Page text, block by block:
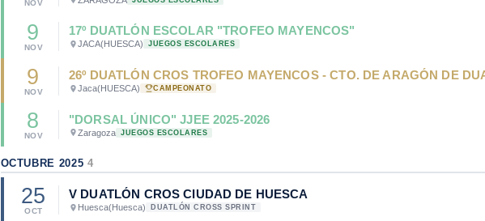
NOV
9
NOV
17º DUATLÓN ESCOLAR "TROFEO MAYENCOS"
JACA(HUESCA) JUEGOS ESCOLARES
9
NOV
26º DUATLÓN CROS TROFEO MAYENCOS - CTO. DE ARAGÓN DE
Jaca(HUESCA) CAMPEONATO
8
NOV
"DORSAL ÚNICO" JJEE 2025-2026
Zaragoza JUEGOS ESCOLARES
OCTUBRE 2025 4
25
OCT
V DUATLÓN CROS CIUDAD DE HUESCA
Huesca(Huesca) DUATLÓN CROSS SPRINT